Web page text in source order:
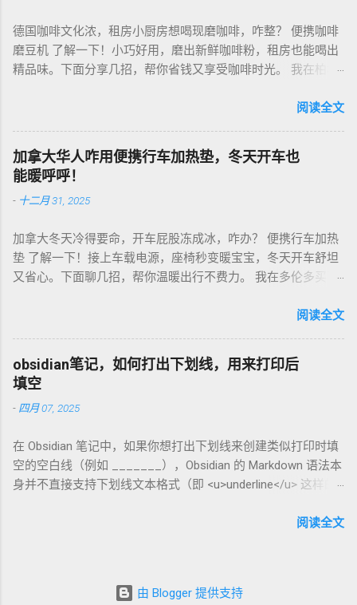
德国咖啡文化浓，租房小厨房想喝现磨咖啡，咋整？ 便携咖啡
磨豆机 了解一下！小巧好用，磨出新鲜咖啡粉，租房也能喝出
精品味。下面分享几招，帮你省钱又享受咖啡时光。 我在柏林
挑磨豆机看磨芯，陶瓷的耐用不发热，像Hario、Porlex这些牌
邻居可能嫌吵…… 磨豆有讲究。粗磨适合法压壶，细磨适合意式
咖啡机，App上查磨豆粗细对照表，新手不翻车。我每周磨一
次，存密封罐，早上冲杯咖啡，香到飞起！德国超市咖啡豆
贵，网购Amazon.de或本地咖啡店促销，10欧元买半磅好豆，
欧元搞定。华人微信群也有二手交易，20欧元能淘好货。 便携
咖啡磨豆机 让德国华人租房也能喝精品咖啡，赶紧试试，生活
更有味！
阅读全文
加拿大华人咋用便携行车加热垫，冬天开车也
能暖呼呼！
- 十二月 31, 2025
加拿大冬天冷得要命，开车屁股冻成冰，咋办？ 便携行车加热
垫 了解一下！接上车载电源，座椅秒变暖宝宝，冬天开车舒坦
又省心。下面聊几招，帮你温暖出行不费力。 我在多伦多买了
质，绒布的舒服又耐用，像Wagan、Comfier这些牌子，加热快
车座尺寸，通用款最省心。 用的时候简单到爆。插上车载
USB，5分钟座椅热乎乎，开长途都不冷。我在卡尔加里雪天开
车，加热垫开低档，20分钟省油又暖和。搭配个方向盘套，手
也不冻，安全又舒服。冬天停车后收好垫子，别让雪水弄湿，
常打折，30加币搞定。华人论坛也有二手交易，20加币能淘好
货。 便携行车加热垫 让加拿大华人冬天开车暖呼呼，赶紧入
手，出行更舒心！
阅读全文
obsidian笔记，如何打出下划线，用来打印后
填空
- 四月 07, 2025
在 Obsidian 笔记中，如果你想打出下划线来创建类似打印时填
空的空白线（例如 _______），Obsidian 的 Markdown 语法本
身并不直接支持下划线文本格式（即 <u>underline</u> 这样的
以下方法实现类似效果： 方法 1：使用下划线字符 直接输入连
以作为填空使用。这种方法简单直接，适合快速记录。 方法
阅读全文
由 Blogger 提供支持